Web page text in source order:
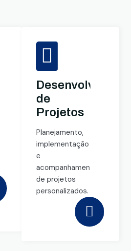
de
Projetos
Planejamento,
implementação
e
acompanhamento
de projetos
personalizados.